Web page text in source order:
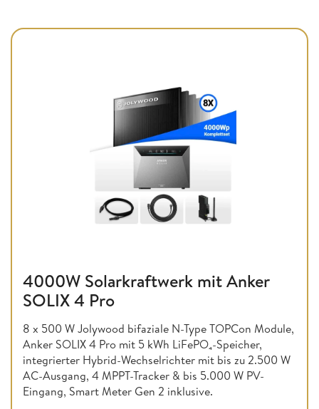
4000W Solarkraftwerk mit Anker
SOLIX 4 Pro
8 x 500 W Jolywood bifaziale N-Type TOPCon Module,
Anker SOLIX 4 Pro mit 5 kWh LiFePO₄-Speicher,
integrierter Hybrid-Wechselrichter mit bis zu 2.500 W
AC-Ausgang, 4 MPPT-Tracker & bis 5.000 W PV-
Eingang, Smart Meter Gen 2 inklusive.